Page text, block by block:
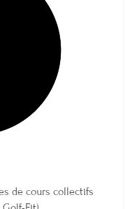
de cours collectifs